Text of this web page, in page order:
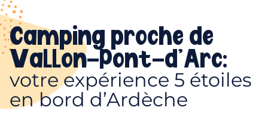
Camping proche de
Vallon-Pont-d’Arc:
votre expérience 5 étoiles
en bord d’Ardèche